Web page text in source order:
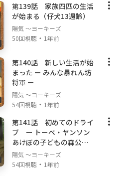
第139話 家族四匹の生活
が始まる（仔犬13週齢）
陽気 ～ヨーキーズ
50回視聴 ・ 1年前
第140話 新しい生活が始
まった ー みんな暴れん坊
将軍 ー
陽気 ～ヨーキーズ
54回視聴 ・ 1年前
第141話 初めてのドライ
ブ ー トーベ・ヤンソン
あけぼの子どもの森公園
ー
陽気 ～ヨーキーズ
54回視聴 ・ 1年前